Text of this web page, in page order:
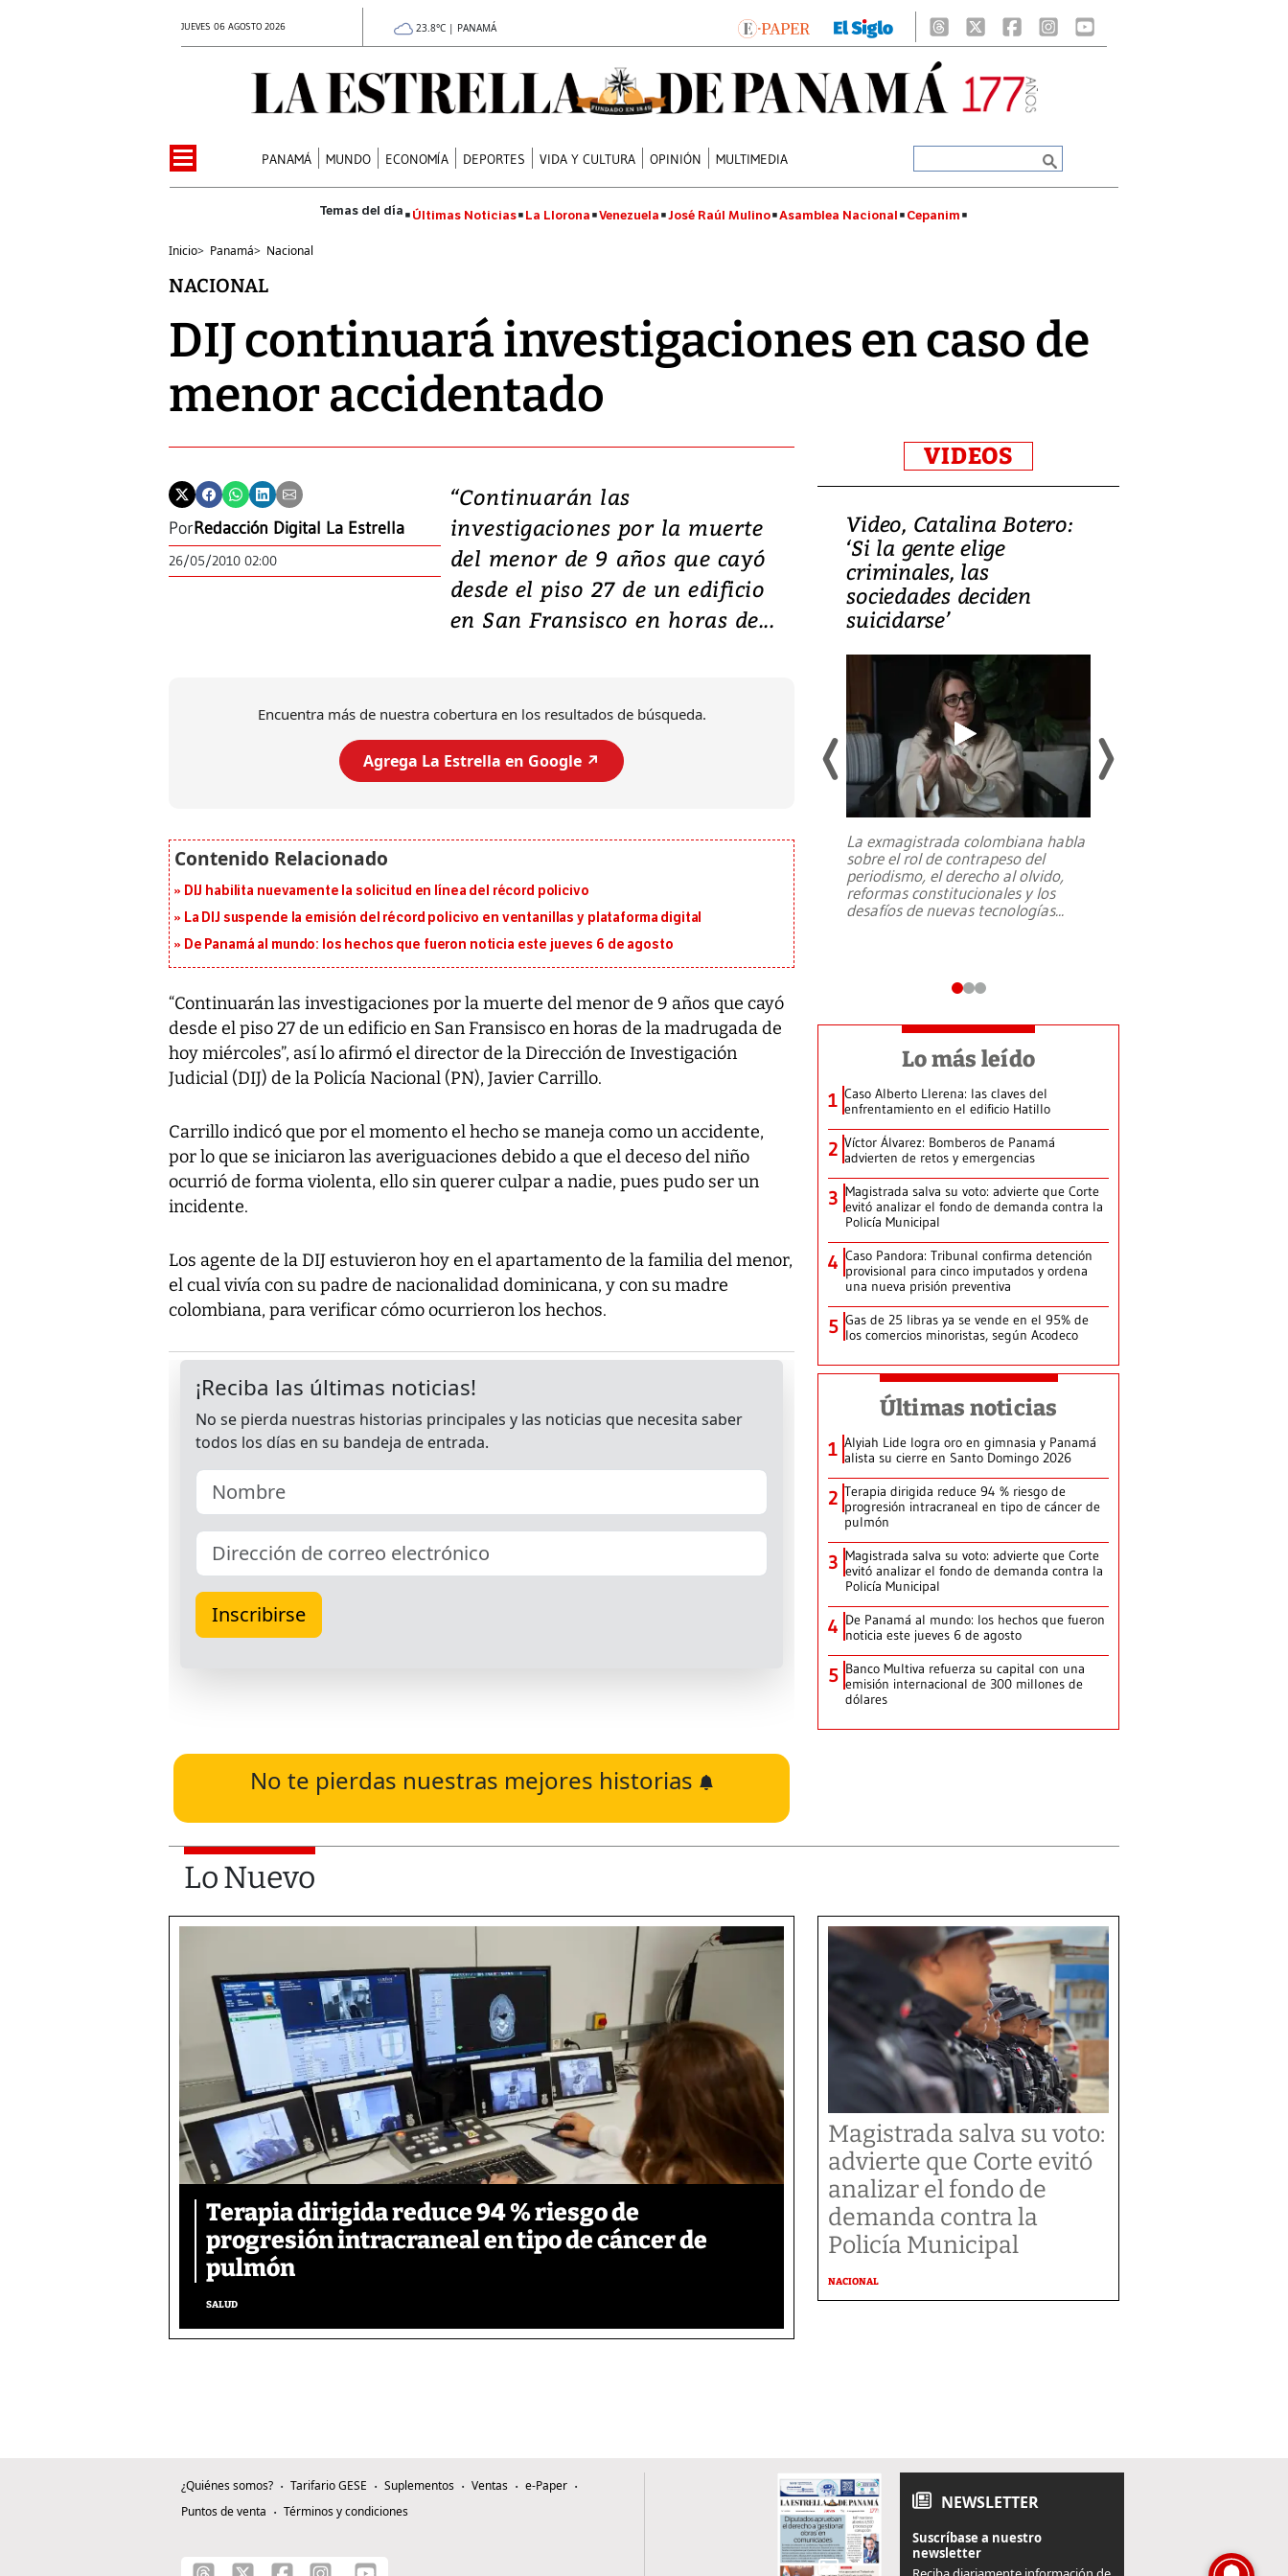
JUEVES 06 AGOSTO 2026 23.8°C | PANAMÁ
PANAMÁ MUNDO ECONOMÍA DEPORTES VIDA Y CULTURA OPINIÓN MULTIMEDIA
Últimas Noticias La Llorona Venezuela José Raúl Mulino Asamblea Nacional Cepanim
Inicio> Panamá> Nacional
NACIONAL
DIJ continuará investigaciones en caso de
menor accidentado
PorRedacción Digital La Estrella
26/05/2010 02:00
“Continuarán las
investigaciones por la muerte
del menor de 9 años que cayó
desde el piso 27 de un edificio
en San Fransisco en horas de...
Encuentra más de nuestra cobertura en los resultados de búsqueda.
Agrega La Estrella en Google ↗️
DIJ habilita nuevamente la solicitud en línea del récord policivo
La DIJ suspende la emisión del récord policivo en ventanillas y plataforma digital
De Panamá al mundo: los hechos que fueron noticia este jueves 6 de agosto
“Continuarán las investigaciones por la muerte del menor de 9 años que cayó
desde el piso 27 de un edificio en San Fransisco en horas de la madrugada de
hoy miércoles”, así lo afirmó el director de la Dirección de Investigación
Judicial (DIJ) de la Policía Nacional (PN), Javier Carrillo.
Carrillo indicó que por el momento el hecho se maneja como un accidente,
por lo que se iniciaron las averiguaciones debido a que el deceso del niño
ocurrió de forma violenta, ello sin querer culpar a nadie, pues pudo ser un
incidente.
Los agente de la DIJ estuvieron hoy en el apartamento de la familia del menor,
el cual vivía con su padre de nacionalidad dominicana, y con su madre
colombiana, para verificar cómo ocurrieron los hechos.
No te pierdas nuestras mejores historias
VIDEOS
Video, Japón: Terremoto
deja heridos y graves
daños en Kumamoto
al sur de Japón, provocando una
Video, Catalina Botero:
‘Si la gente elige
criminales, las
sociedades deciden
suicidarse’
La exmagistrada colombiana habla
sobre el rol de contrapeso del
periodismo, el derecho al olvido,
reformas constitucionales y los
desafíos de nuevas tecnologías...
Lo más leído
1 Caso Alberto Llerena: las claves del
enfrentamiento en el edificio Hatillo
2 Víctor Álvarez: Bomberos de Panamá
advierten de retos y emergencias
3 Magistrada salva su voto: advierte que Corte
evitó analizar el fondo de demanda contra la
Policía Municipal
4 Caso Pandora: Tribunal confirma detención
provisional para cinco imputados y ordena
una nueva prisión preventiva
5 Gas de 25 libras ya se vende en el 95% de
los comercios minoristas, según Acodeco
Últimas noticias
1 Alyiah Lide logra oro en gimnasia y Panamá
alista su cierre en Santo Domingo 2026
2 Terapia dirigida reduce 94 % riesgo de
progresión intracraneal en tipo de cáncer de
pulmón
3 Magistrada salva su voto: advierte que Corte
evitó analizar el fondo de demanda contra la
Policía Municipal
4 De Panamá al mundo: los hechos que fueron
noticia este jueves 6 de agosto
5 Banco Multiva refuerza su capital con una
emisión internacional de 300 millones de
dólares
Lo Nuevo
Terapia dirigida reduce 94 % riesgo de
progresión intracraneal en tipo de cáncer de
pulmón
SALUD
Magistrada salva su voto:
advierte que Corte evitó
analizar el fondo de
demanda contra la
Policía Municipal
NACIONAL
¿Quiénes somos? Tarifario GESE Suplementos Ventas
e-Paper
Puntos de venta
Términos y condiciones NEWSLETTER
Suscríbase a nuestro
newsletter